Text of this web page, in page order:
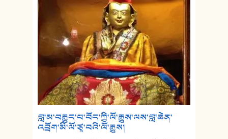
བླ་མ་བརྒྱུད་པ་བོད་ཀྱི་ལོ་རྒྱུས་ལས་བླ་ཆེན་
འབྲོག་མི་ལོ་ཙཱ་བའི་ལོ་རྒྱུས།